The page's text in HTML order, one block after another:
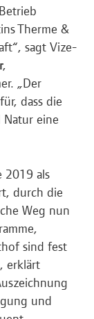
Therme &
sagt Vize-
,
„Der
dass die
eine
2019 als
durch die
Weg nun
sind fest
erklärt
und